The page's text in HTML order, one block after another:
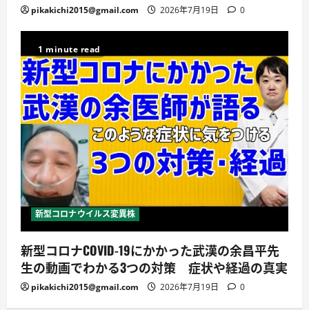
pikakichi2015@gmail.com 2026年7月19日 0
1 minute read
新型コロナウイルス変異株
新型コロナCOVID-19にかかった武漢の余昌平先
生の動画でわかる3つの対策 症状や経過の真実
pikakichi2015@gmail.com 2026年7月19日 0